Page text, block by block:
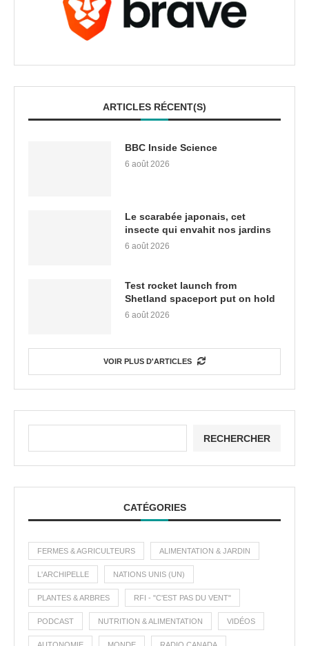
ARTICLES RÉCENT(S)
BBC Inside Science
6 août 2026
Le scarabée japonais, cet
insecte qui envahit nos jardins
6 août 2026
Test rocket launch from
Shetland spaceport put on hold
6 août 2026
VOIR PLUS D'ARTICLES
RECHERCHER
CATÉGORIES
FERMES & AGRICULTEURS ALIMENTATION & JARDIN
L'ARCHIPELLE NATIONS UNIS (UN)
PLANTES & ARBRES RFI - "C'EST PAS DU VENT"
PODCAST NUTRITION & ALIMENTATION VIDÉOS